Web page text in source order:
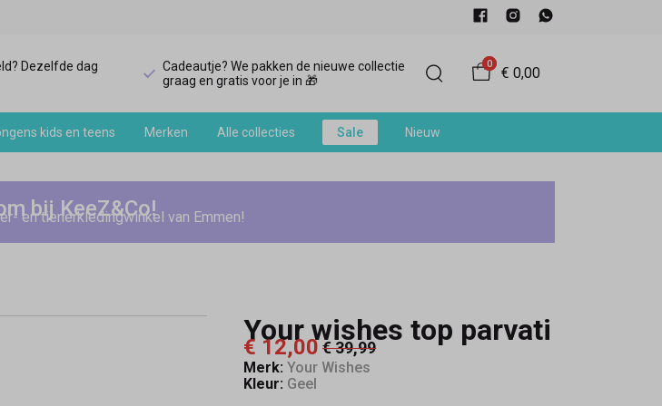
Dezelfde dag
Cadeautje? We pakken de nieuwe collectie
graag en gratis voor je in 🎁
0
€ 0,00
kids en teens Merken Alle collecties Sale Nieuw
bij KeeZ&Co!
en tienerkledingwinkel van Emmen!
Your wishes top parvati
€ 12,00€ 39,99
Merk: Your Wishes
Kleur: Geel